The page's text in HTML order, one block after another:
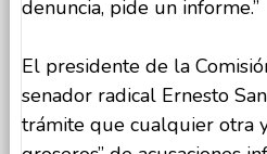
denuncia, pide un informe.”
El presidente de la
senador radical Ernesto
trámite que cualquier otra